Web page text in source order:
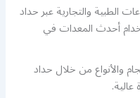
الطبية والتجارية عبر حداد
أحدث المعدات في
والأنواع من خلال حداد